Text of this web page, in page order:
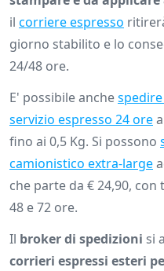
il corriere espresso
giorno stabilito e lo
24/48 ore.
E' possibile anche
servizio espresso 24 ore
fino ai 0,5 Kg. Si possono
camionistico extra-large
che parte da € 24,90,
48 e 72 ore.
Il broker di spedizioni si
corrieri espressi esteri